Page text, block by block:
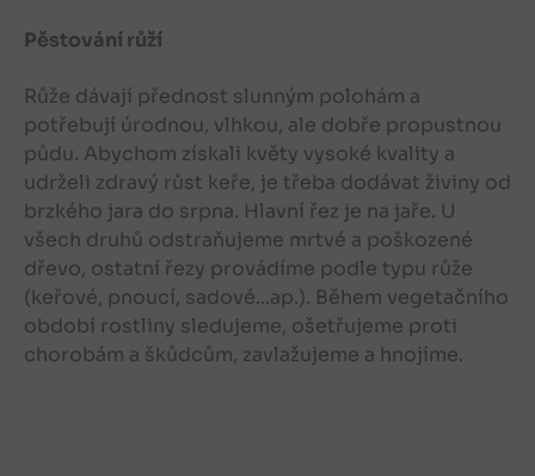
Pěstování růží
Růže dávají přednost slunným polohám a
potřebují úrodnou, vlhkou, ale dobře propustnou
půdu. Abychom získali květy vysoké kvality a
udrželi zdravý růst keře, je třeba dodávat živiny od
brzkého jara do srpna. Hlavní řez je na jaře. U
všech druhů odstraňujeme mrtvé a poškozené
dřevo, ostatní řezy provádíme podle typu růže
(keřové, pnoucí, sadové...ap.). Během vegetačního
období rostliny sledujeme, ošetřujeme proti
chorobám a škůdcům, zavlažujeme a hnojíme.